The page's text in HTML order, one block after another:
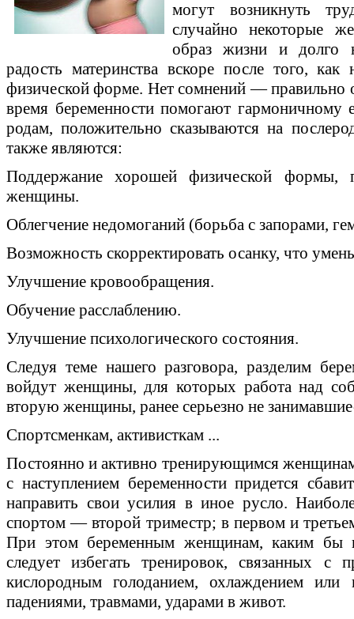
могут возникнуть
случайно некоторые
образ жизни и долго
радость материнства вскоре после того,
физической форме. Нет сомнений — правильно
время беременности помогают гармоничному
родам, положительно сказываются на
также являются:
Поддержание хорошей физической формы,
женщины.
Облегчение недомоганий (борьба с запорами,
Возможность скорректировать осанку, что
Улучшение кровообращения.
Обучение расслаблению.
Улучшение психологического состояния.
Следуя теме нашего разговора, разделим
войдут женщины, для которых работа над
вторую женщины, ранее серьезно не
Спортсменкам, активисткам ...
Постоянно и активно тренирующимся
с наступлением беременности придется
направить свои усилия в иное русло.
спортом — второй триместр; в первом и
При этом беременным женщинам, каким бы
следует избегать тренировок, связанных с
кислородным голоданием, охлаждением или
падениями, травмами, ударами в живот.